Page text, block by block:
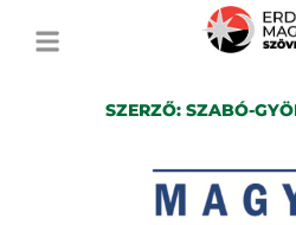
SZERZŐ: SZABÓ-